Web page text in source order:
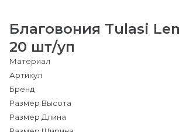
Благовония Tulasi
20 шт/уп
Материал
Артикул
Бренд
Размер Высота
Размер Длина